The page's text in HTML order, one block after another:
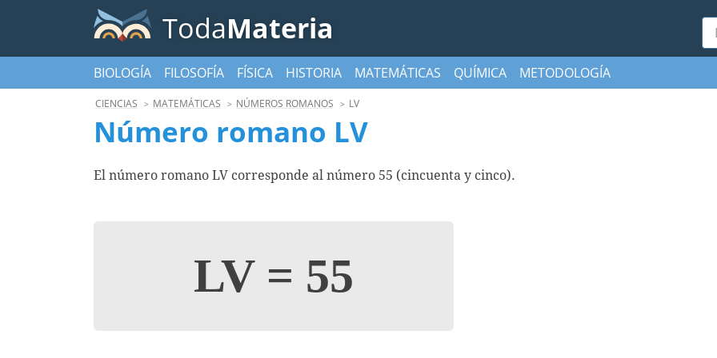
TodaMateria
BIOLOGÍA FILOSOFÍA FÍSICA HISTORIA MATEMÁTICAS QUÍMICA METODOLOGÍA
CIENCIAS MATEMÁTICAS NÚMEROS ROMANOS LV
Número romano LV
El número romano LV corresponde al número 55 (cincuenta y cinco).
LV = 55